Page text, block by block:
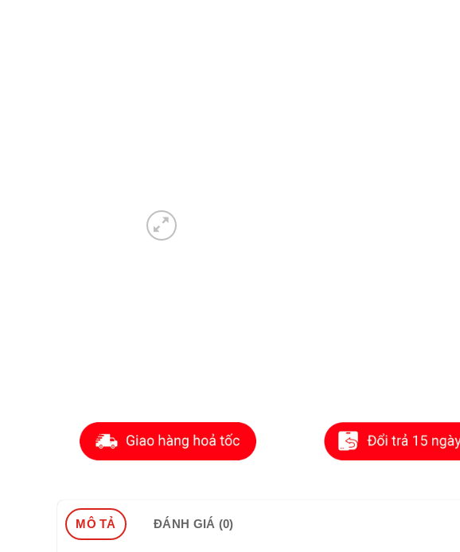
MÔ TẢ ĐÁNH GIÁ (0)